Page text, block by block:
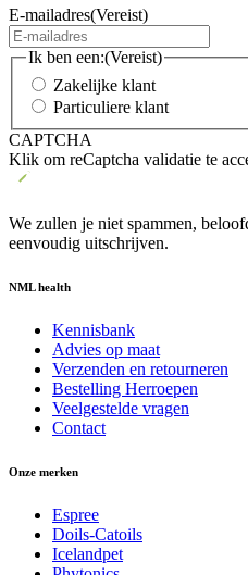
E-mailadres(Vereist)
Ik ben een:(Vereist)
Zakelijke klant
Particuliere klant
CAPTCHA
Klik om reCaptcha validatie te
We zullen je niet spammen,
eenvoudig uitschrijven.
NML health
Kennisbank
Advies op maat
Verzenden en retourneren
Bestelling Herroepen
Veelgestelde vragen
Contact
Onze merken
Espree
Doils-Catoils
Icelandpet